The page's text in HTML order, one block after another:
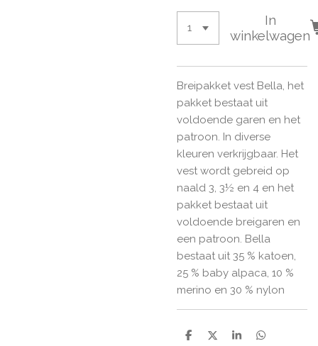
In
winkelwagen
Breipakket vest Bella, het
pakket bestaat uit
voldoende garen en het
patroon. In diverse
kleuren verkrijgbaar. Het
vest wordt gebreid op
naald 3, 3½ en 4 en het
pakket bestaat uit
voldoende breigaren en
een patroon. Bella
bestaat uit 35 % katoen,
25 % baby alpaca, 10 %
merino en 30 % nylon
D
D
S
D